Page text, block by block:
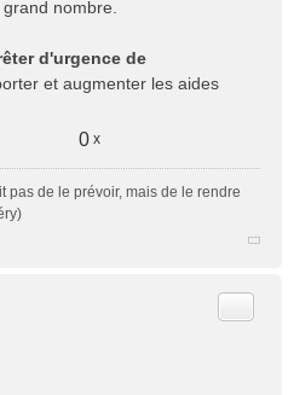
nombre.
d'urgence de
et augmenter les aides
0 x
pas de le prévoir, mais de le rendre